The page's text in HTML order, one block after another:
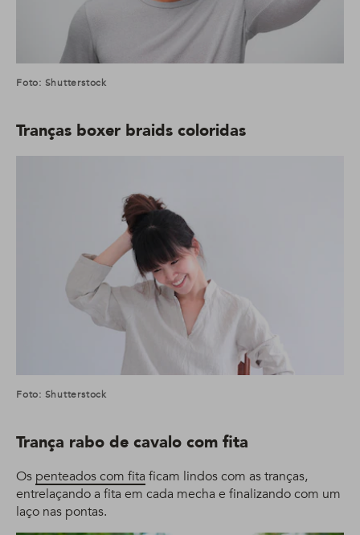
Foto: Shutterstock
Tranças boxer braids coloridas
Foto: Shutterstock
Trança rabo de cavalo com fita
Os penteados com fita ficam lindos com as tranças,
entrelaçando a fita em cada mecha e finalizando com um
laço nas pontas.